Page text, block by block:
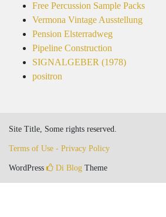
Free Percussion Sample Packs
Vermona Vintage Ausstellung
Pension Elsterradweg
Pipeline Construction
SIGNALGEBER (1978)
positron
Site Title, Some rights reserved.
Terms of Use - Privacy Policy
WordPress Di Blog Theme